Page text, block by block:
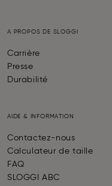
A PROPOS DE SLOGGI
Carrière
Presse
Durabilité
AIDE & INFORMATION
Contactez-nous
Calculateur de taille
FAQ
SLOGGI ABC